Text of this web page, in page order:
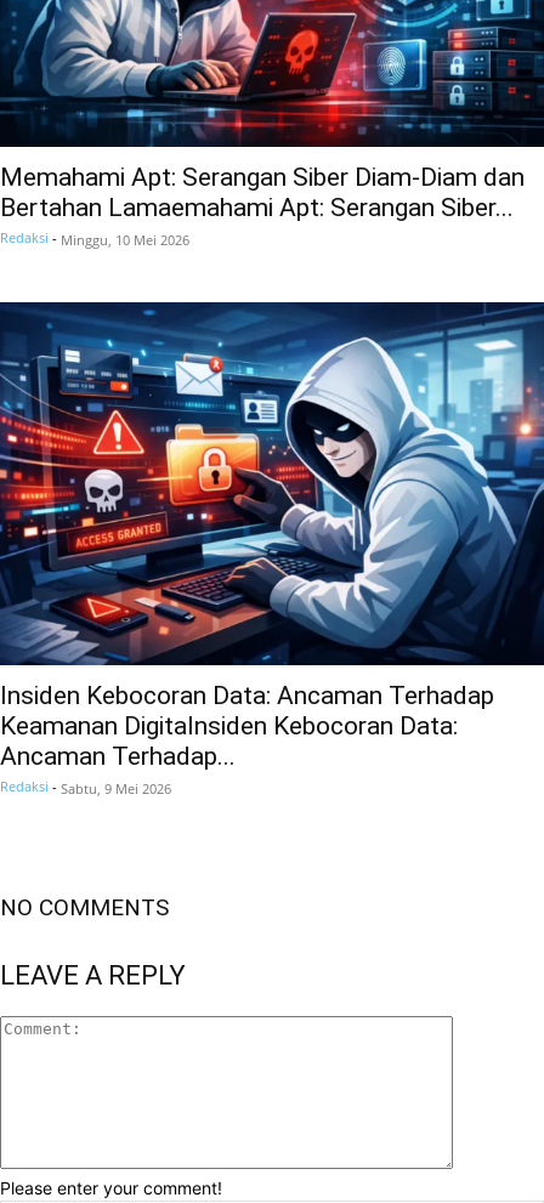
Memahami Apt: Serangan Siber Diam-Diam dan
Bertahan Lamaemahami Apt: Serangan Siber...
Redaksi - Minggu, 10 Mei 2026
Insiden Kebocoran Data: Ancaman Terhadap
Keamanan Digitalnsiden Kebocoran Data:
Ancaman Terhadap...
Redaksi - Sabtu, 9 Mei 2026
NO COMMENTS
LEAVE A REPLY
Please enter your comment!